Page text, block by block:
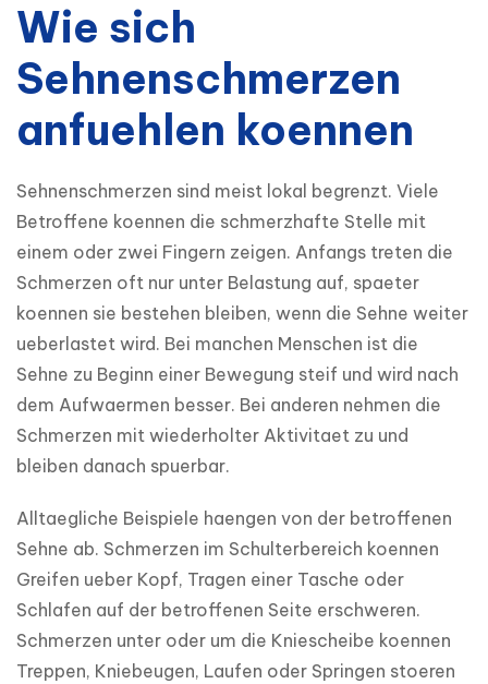
Wie sich
Sehnenschmerzen
anfuehlen koennen
Sehnenschmerzen sind meist lokal begrenzt. Viele
Betroffene koennen die schmerzhafte Stelle mit
einem oder zwei Fingern zeigen. Anfangs treten die
Schmerzen oft nur unter Belastung auf, spaeter
koennen sie bestehen bleiben, wenn die Sehne weiter
ueberlastet wird. Bei manchen Menschen ist die
Sehne zu Beginn einer Bewegung steif und wird nach
dem Aufwaermen besser. Bei anderen nehmen die
Schmerzen mit wiederholter Aktivitaet zu und
bleiben danach spuerbar.
Alltaegliche Beispiele haengen von der betroffenen
Sehne ab. Schmerzen im Schulterbereich koennen
Greifen ueber Kopf, Tragen einer Tasche oder
Schlafen auf der betroffenen Seite erschweren.
Schmerzen unter oder um die Kniescheibe koennen
Treppen, Kniebeugen, Laufen oder Springen stoeren